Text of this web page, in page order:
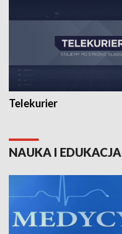
Telekurier
NAUKA I EDUKACJA